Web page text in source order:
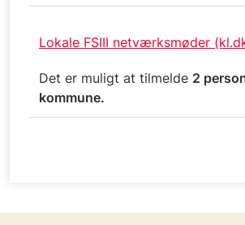
Lokale FSIII netværksmøder
Det er muligt at tilmelde 2
kommune.